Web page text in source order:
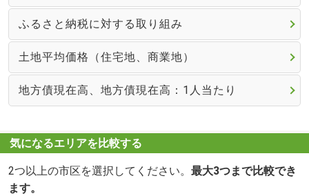
ふるさと納税に対する取り組み
土地平均価格（住宅地、商業地）
地方債現在高、地方債現在高：1人当たり
気になるエリアを比較する
2つ以上の市区を選択してください。 最大3つまで比較でき
ます。